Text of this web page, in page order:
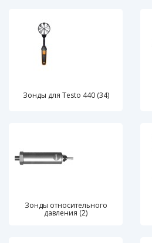
Зонды для Testo 440 (34)
Зонды относительного
давления (2)